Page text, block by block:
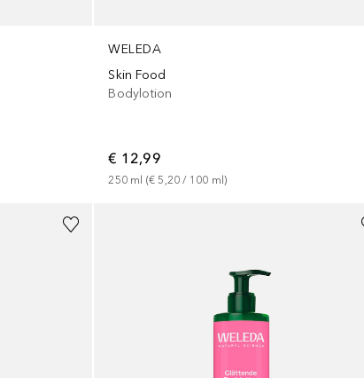
WELEDA
Skin Food
Bodylotion
€ 12,99
250 ml (€ 5,20 / 100 ml)